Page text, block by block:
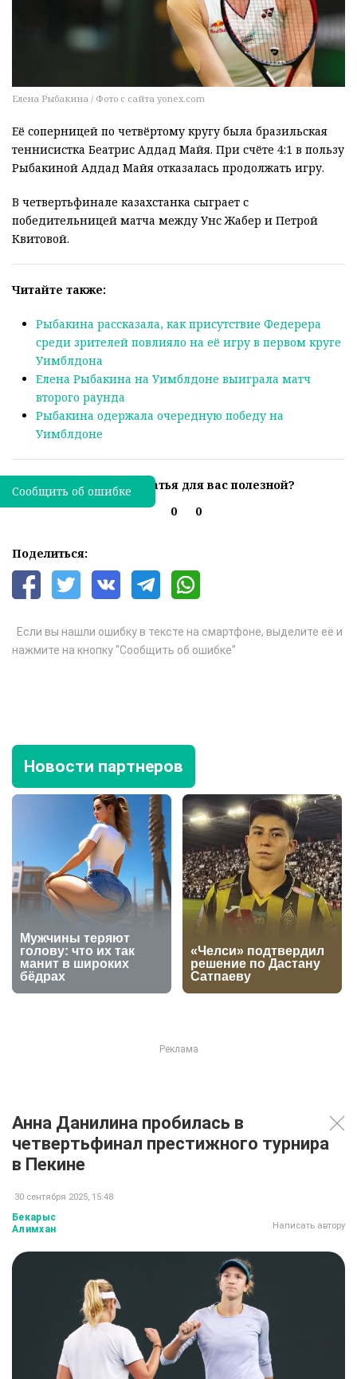
Елена Рыбакина / Фото с сайта yonex.com
Её соперницей по четвёртому кругу была бразильская
теннисистка Беатрис Аддад Майя. При счёте 4:1 в пользу
Рыбакиной Аддад Майя отказалась продолжать игру.
В четвертьфинале казахстанка сыграет с
победительницей матча между Унс Жабер и Петрой
Квитовой.
Читайте также:
Рыбакина рассказала, как присутствие Федерера
среди зрителей повлияло на её игру в первом круге
Уимблдона
Елена Рыбакина на Уимблдоне выиграла матч
второго раунда
Рыбакина одержала очередную победу на
Уимблдоне
Была ли эта статья для вас полезной?
0
0
Поделиться:
Если вы нашли ошибку в тексте на смартфоне, выделите её и
нажмите на кнопку "Сообщить об ошибке"
Сообщить об ошибке
Новости партнеров
Анна Данилина пробилась в
четвертьфинал престижного турнира
в Пекине
30 сентября 2025, 15:48
Бекарыс
Алимхан
Написать автору